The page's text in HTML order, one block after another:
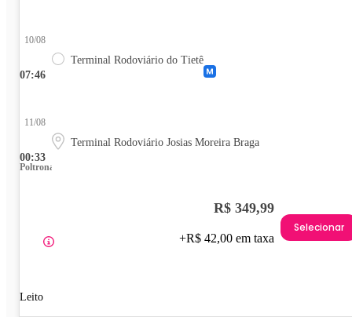
07:46
10/08
Terminal Rodoviário do Tietê
00:33
11/08
Terminal Rodoviário Josias Moreira Braga
Poltrona
Leito
R$ 349,99
+R$ 42,00 em taxa
Selecionar